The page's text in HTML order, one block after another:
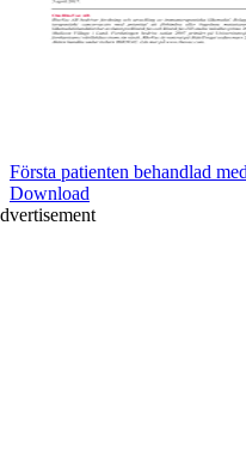
Första patienten behandlad
Download